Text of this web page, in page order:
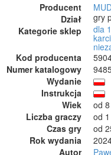
Producent
Dział
gry
Kategorie sklep
dla
Kod producenta
Numer katalogowy
Wydanie
Instrukcja
Wiek
od
Liczba graczy
od
Czas gry
od
Rok wydania
Autor